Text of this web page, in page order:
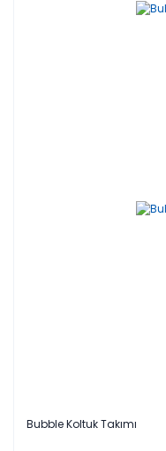
Bubble Koltuk Takımı